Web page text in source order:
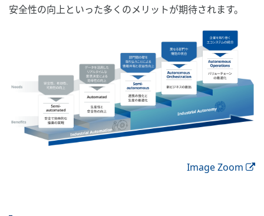
安全性の向上といった多くのメリットが期待されます。
Image Zoom